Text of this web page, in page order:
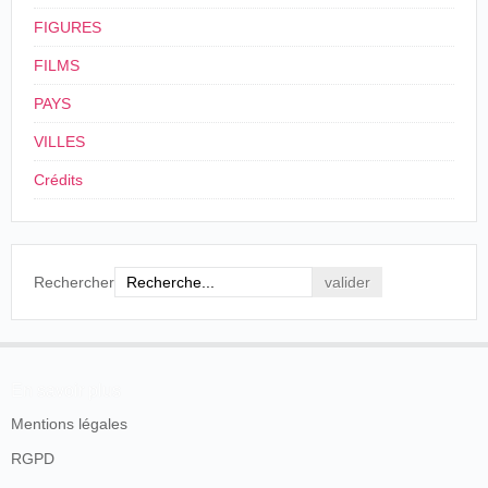
FIGURES
FILMS
PAYS
VILLES
Crédits
Rechercher
Mentions légales
RGPD